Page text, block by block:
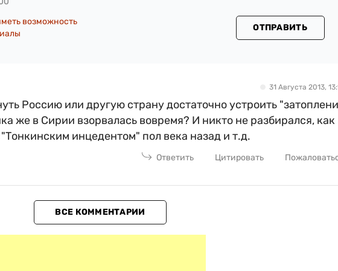
возможность
ОТПРАВИТЬ
31 Августа 2013,
Россию или другую страну достаточно устроить
же в Сирии взорвалась вовремя? И никто не разбирался, как
инцедентом" пол века назад и т.д.
Ответить Цитировать
ВСЕ КОММЕНТАРИИ